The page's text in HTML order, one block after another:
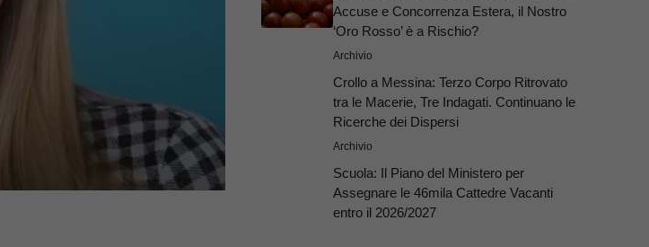
Accuse e Concorrenza Estera, il Nostro
‘Oro Rosso’ è a Rischio?
Archivio
Crollo a Messina: Terzo Corpo Ritrovato
tra le Macerie, Tre Indagati. Continuano le
Ricerche dei Dispersi
Archivio
Scuola: Il Piano del Ministero per
Assegnare le 46mila Cattedre Vacanti
entro il 2026/2027